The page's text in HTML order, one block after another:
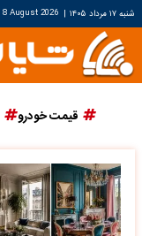
شنبه ۱۷ مرداد ۱۴۰۵ |
8 August 2026
قیمت خودرو